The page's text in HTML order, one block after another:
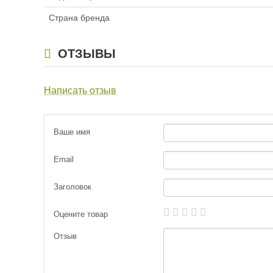
Страна бренда
ОТЗЫВЫ
Написать отзыв
Ваше имя
Email
Заголовок
Оцените товар
Отзыв